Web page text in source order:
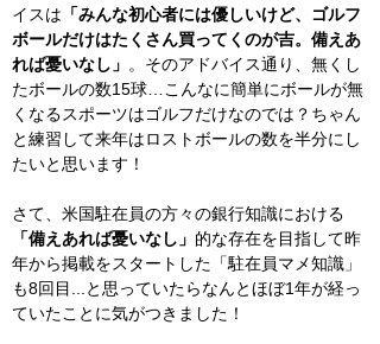
イスは 「みんな初心者には優しいけど、ゴルフ
ボールだけはたくさん買ってくのが吉。備えあ
れば憂いなし」 。そのアドバイス通り、無くし
たボールの数15球…こんなに簡単にボールが無
くなるスポーツはゴルフだけなのでは？ちゃん
と練習して来年はロストボールの数を半分にし
たいと思います！
さて、米国駐在員の方々の銀行知識における
「備えあれば憂いなし」 的な存在を目指して昨
年から掲載をスタートした「駐在員マメ知識」
も8回目...と思っていたらなんとほぼ1年が経っ
ていたことに気がつきました！